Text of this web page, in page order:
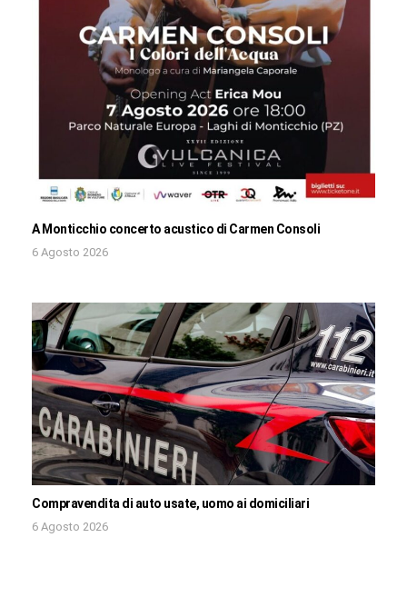
A Monticchio concerto acustico di Carmen Consoli
6 Agosto 2026
Compravendita di auto usate, uomo ai domiciliari
6 Agosto 2026